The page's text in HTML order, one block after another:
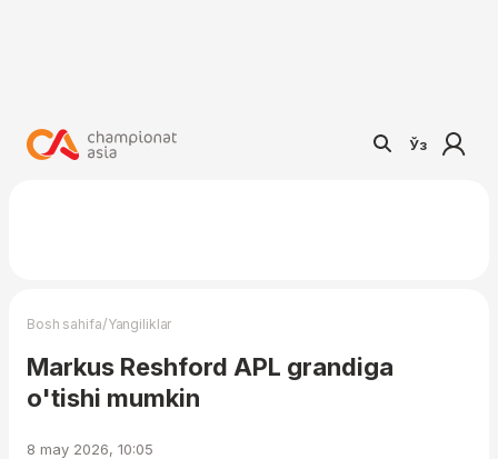
Ўз
Bosh sahifa/Yangiliklar
Markus Reshford APL grandiga
o'tishi mumkin
8 may 2026, 10:05